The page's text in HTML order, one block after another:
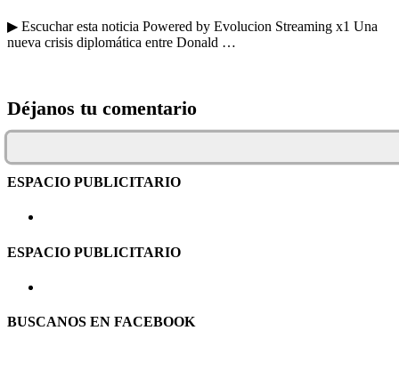
▶ Escuchar esta noticia Powered by Evolucion Streaming x1 Una
nueva crisis diplomática entre Donald …
Déjanos tu comentario
ESPACIO PUBLICITARIO
ESPACIO PUBLICITARIO
BUSCANOS EN FACEBOOK